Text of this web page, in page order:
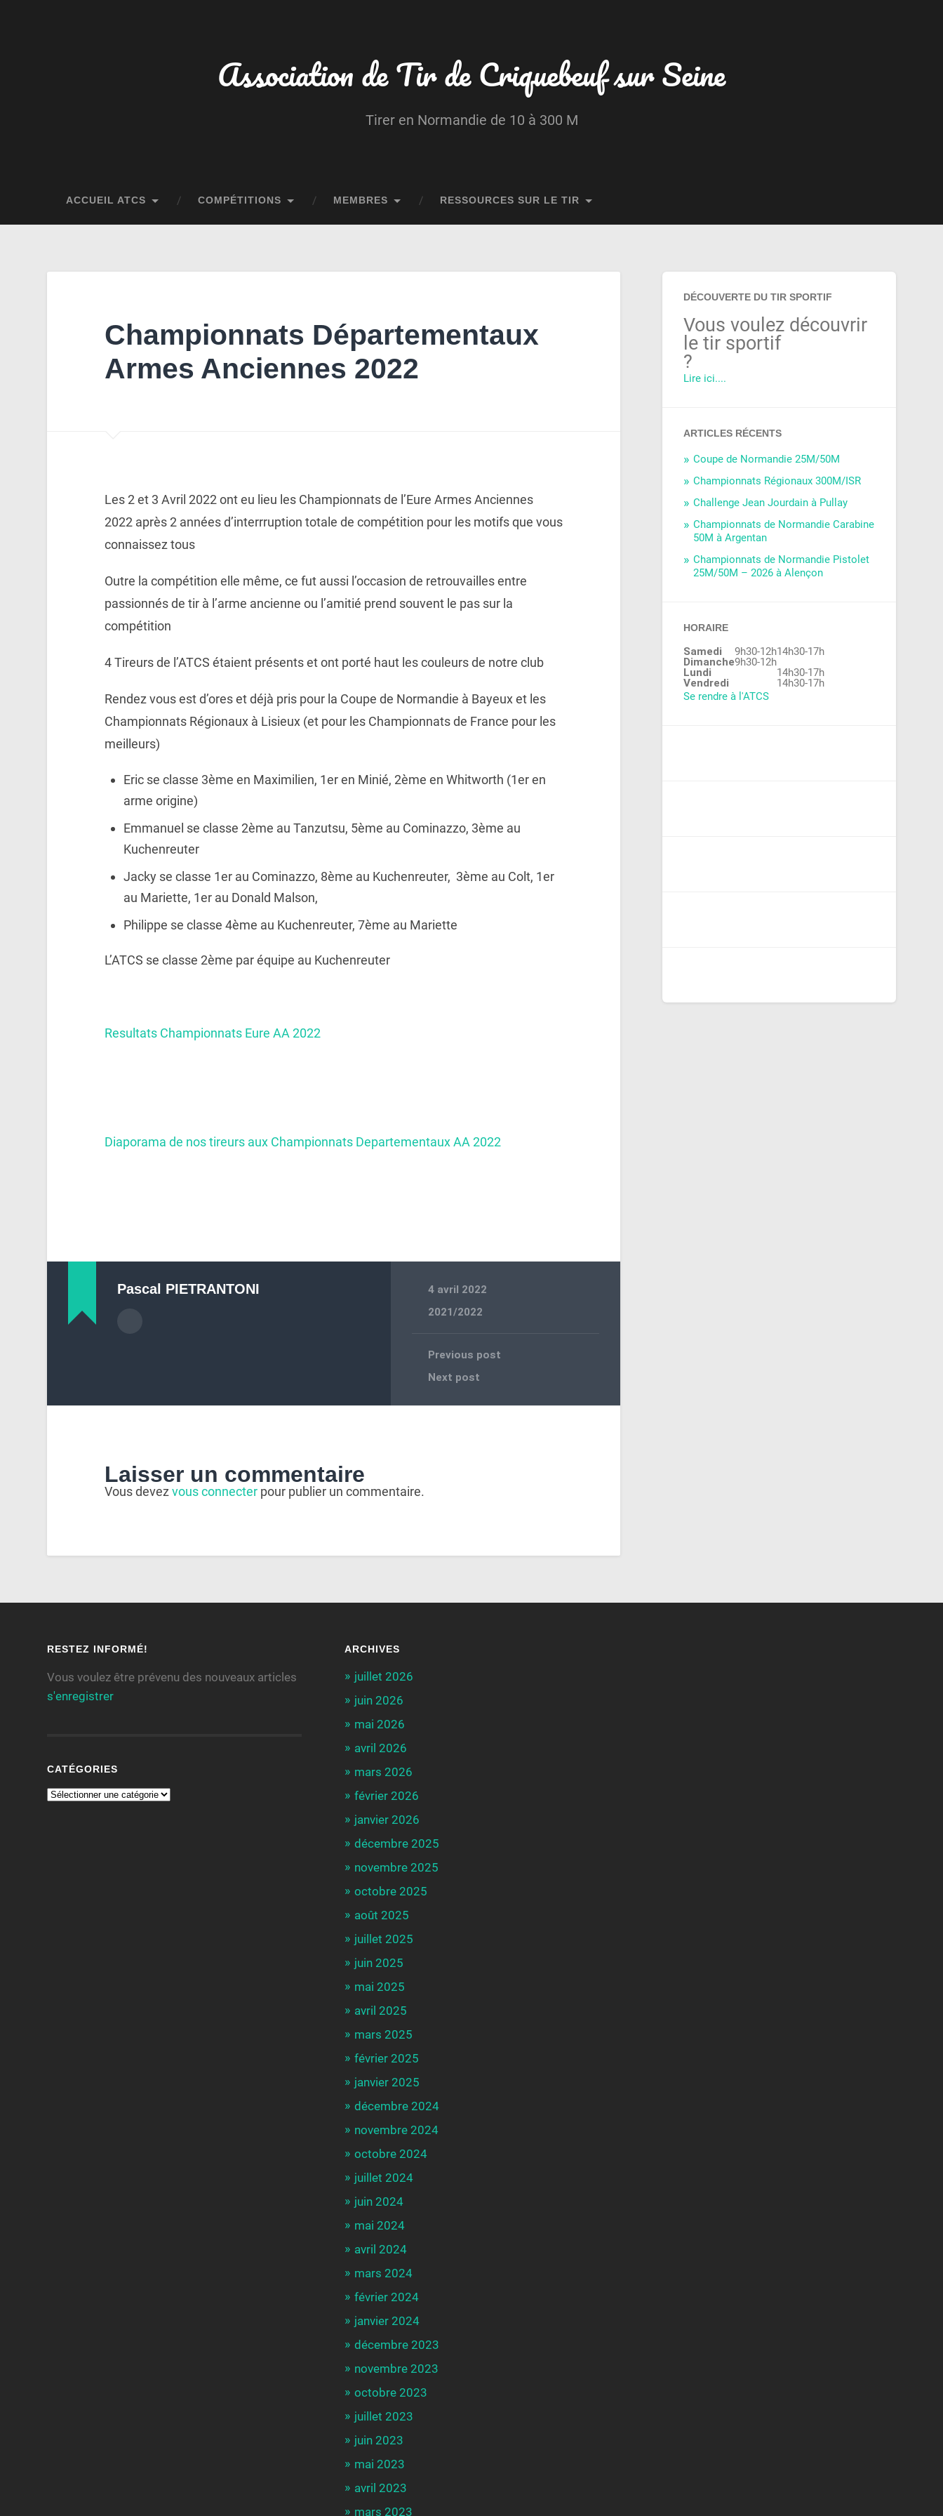
Association de Tir de Criquebeuf sur Seine
Tirer en Normandie de 10 à 300 M
ACCUEIL ATCS COMPÉTITIONS MEMBRES RESSOURCES SUR LE TIR
Championnats Départementaux
Armes Anciennes 2022
Les 2 et 3 Avril 2022 ont eu lieu les Championnats de l’Eure Armes Anciennes
2022 après 2 années d’interrruption totale de compétition pour les motifs que vous
connaissez tous
Outre la compétition elle même, ce fut aussi l’occasion de retrouvailles entre
passionnés de tir à l’arme ancienne ou l’amitié prend souvent le pas sur la
compétition
4 Tireurs de l’ATCS étaient présents et ont porté haut les couleurs de notre club
Rendez vous est d’ores et déjà pris pour la Coupe de Normandie à Bayeux et les
Championnats Régionaux à Lisieux (et pour les Championnats de France pour les
meilleurs)
Eric se classe 3ème en Maximilien, 1er en Minié, 2ème en Whitworth (1er en
arme origine)
Emmanuel se classe 2ème au Tanzutsu, 5ème au Cominazzo, 3ème au
Kuchenreuter
Jacky se classe 1er au Cominazzo, 8ème au Kuchenreuter, 3ème au Colt, 1er
au Mariette, 1er au Donald Malson,
Philippe se classe 4ème au Kuchenreuter, 7ème au Mariette
L’ATCS se classe 2ème par équipe au Kuchenreuter
Resultats Championnats Eure AA 2022
Diaporama de nos tireurs aux Championnats Departementaux AA 2022
Pascal PIETRANTONI
4 avril 2022
2021/2022
Previous post
Next post
Laisser un commentaire
Vous devezvous connecterpour publier un commentaire.
DÉCOUVERTE DU TIR SPORTIF
Vous voulez découvrir
le tir sportif
?
Lire ici....
ARTICLES RÉCENTS
Coupe de Normandie 25M/50M
Championnats Régionaux 300M/ISR
Challenge Jean Jourdain à Pullay
Championnats de Normandie Carabine
50M à Argentan
Championnats de Normandie Pistolet
25M/50M – 2026 à Alençon
HORAIRE
Samedi 9h30-12h14h30-17h
Dimanche9h30-12h
Lundi
14h30-17h
Vendredi
14h30-17h
Se rendre à l'ATCS
RESTEZ INFORMÉ!
Vous voulez être prévenu des nouveaux articles
s'enregistrer
CATÉGORIES
ARCHIVES
juillet 2026
juin 2026
mai 2026
avril 2026
mars 2026
février 2026
janvier 2026
décembre 2025
novembre 2025
octobre 2025
août 2025
juillet 2025
juin 2025
mai 2025
avril 2025
mars 2025
février 2025
janvier 2025
décembre 2024
novembre 2024
octobre 2024
juillet 2024
juin 2024
mai 2024
avril 2024
mars 2024
février 2024
janvier 2024
décembre 2023
novembre 2023
octobre 2023
juillet 2023
juin 2023
mai 2023
avril 2023
mars 2023